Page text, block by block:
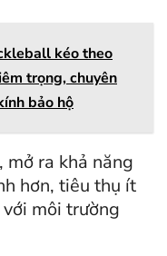
kéo theo
trọng, chuyên
bảo hộ
ra khả năng
hơn, tiêu thụ ít
môi trường